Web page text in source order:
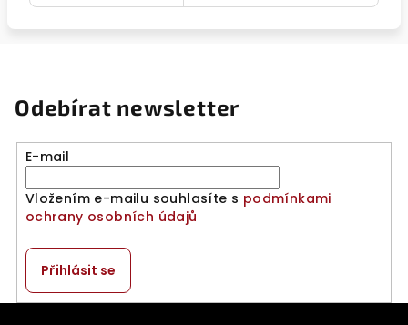
Odebírat newsletter
E-mail
Vložením e-mailu souhlasíte s podmínkami
ochrany osobních údajů
Přihlásit se